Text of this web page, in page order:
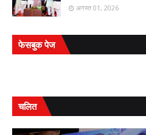
अगस्त 01, 2026
फेसबुक पेज
चलित